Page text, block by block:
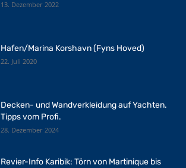
13. Dezember 2022
Hafen/Marina Korshavn (Fyns Hoved)
22. Juli 2020
Decken- und Wandverkleidung auf Yachten.
Tipps vom Profi.
28. Dezember 2024
Revier-Info Karibik: Törn von Martinique bis